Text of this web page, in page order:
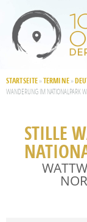
STARTSEITE » TERMINE»
WANDERUNG IM NATIONALPARK
STILLE